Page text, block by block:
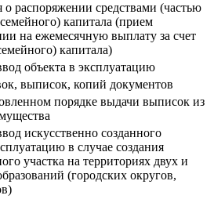
о распоряжении средствами (частью
капитала (прием
на ежемесячную выплату за счет
капитала)
объекта в эксплуатацию
выписок, копий документов
порядке выдачи выписок из
искусственно созданного
в случае создания
участка на территориях двух и
(городских округов,